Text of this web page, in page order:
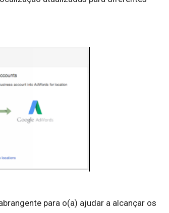
para o(a) ajudar a alcançar os